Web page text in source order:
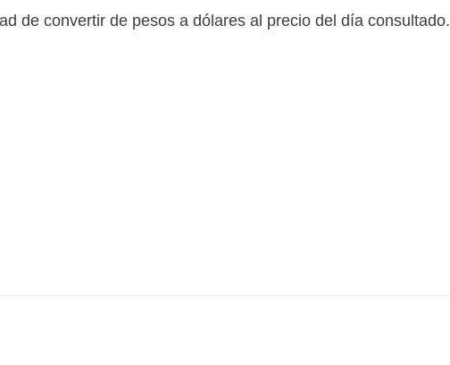
de convertir de pesos a dólares al precio del día consultado.